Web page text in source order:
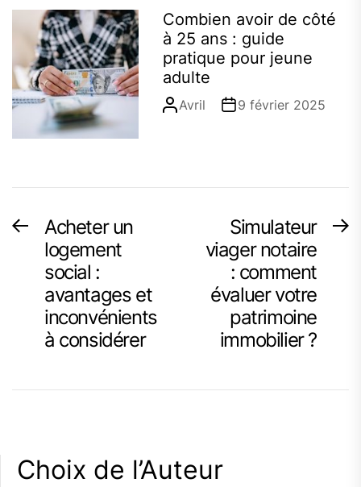
Combien avoir de côté
à 25 ans : guide
pratique pour jeune
adulte
Avril 9 février 2025
Navigation
l’article
Previous
post:
Acheter un
logement
social :
avantages et
inconvénients
à considérer
Simulateur
viager notaire
: comment
évaluer votre
patrimoine
immobilier ?
Choix de l’Auteur